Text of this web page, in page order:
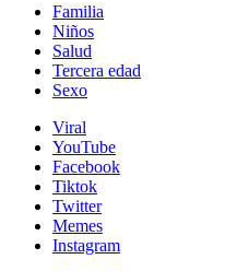
Familia
Niños
Salud
Tercera edad
Sexo
Viral
YouTube
Facebook
Tiktok
Twitter
Memes
Instagram